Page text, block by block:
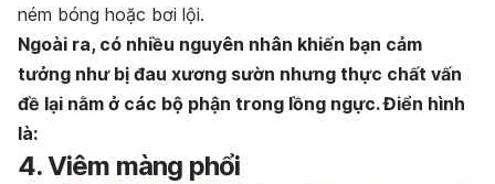
ném bóng hoặc bơi lội.
Ngoài ra, có nhiều nguyên nhân khiến bạn cảm
tưởng như bị đau xương sườn nhưng thực chất vấn
đề lại nằm ở các bộ phận trong lồng ngực. Điển hình
là:
4. Viêm màng phổi